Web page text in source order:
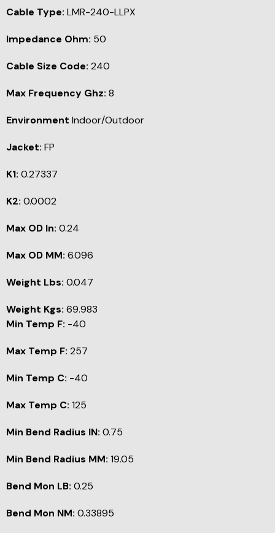
Cable Type: LMR-240-LLPX
Impedance Ohm: 50
Cable Size Code: 240
Max Frequency Ghz: 8
Environment Indoor/Outdoor
Jacket: FP
K1: 0.27337
K2: 0.0002
Max OD In: 0.24
Max OD MM: 6.096
Weight Lbs: 0.047
Weight Kgs: 69.983
Min Temp F: -40
Max Temp F: 257
Min Temp C: -40
Max Temp C: 125
Min Bend Radius IN: 0.75
Min Bend Radius MM: 19.05
Bend Mon LB: 0.25
Bend Mon NM: 0.33895